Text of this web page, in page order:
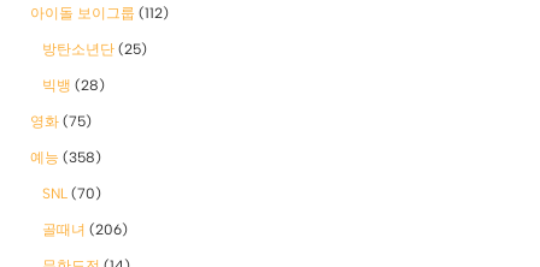
아이돌 보이그룹 (112)
방탄소년단 (25)
빅뱅 (28)
영화 (75)
예능 (358)
SNL (70)
골때녀 (206)